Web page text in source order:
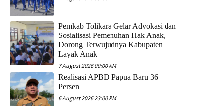
Pemkab Tolikara Gelar Advokasi dan
Sosialisasi Pemenuhan Hak Anak,
Dorong Terwujudnya Kabupaten
Layak Anak
7 August 2026 00:00 AM
Realisasi APBD Papua Baru 36
Persen
6 August 2026 23:00 PM